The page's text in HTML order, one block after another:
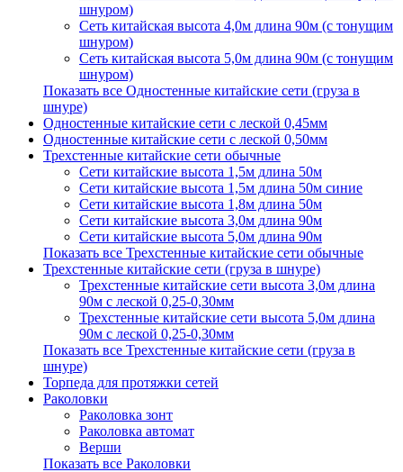
шнуром)
Сеть китайская высота 4,0м длина 90м (с тонущим
шнуром)
Сеть китайская высота 5,0м длина 90м (с тонущим
шнуром)
Показать все Одностенные китайские сети (груза в
шнуре)
Одностенные китайские сети с леской 0,45мм
Одностенные китайские сети с леской 0,50мм
Трехстенные китайские сети обычные
Сети китайские высота 1,5м длина 50м
Сети китайские высота 1,5м длина 50м синие
Сети китайские высота 1,8м длина 50м
Сети китайские высота 3,0м длина 90м
Сети китайские высота 5,0м длина 90м
Показать все Трехстенные китайские сети обычные
Трехстенные китайские сети (груза в шнуре)
Трехстенные китайские сети высота 3,0м длина
90м с леской 0,25-0,30мм
Трехстенные китайские сети высота 5,0м длина
90м с леской 0,25-0,30мм
Показать все Трехстенные китайские сети (груза в
шнуре)
Торпеда для протяжки сетей
Раколовки
Раколовка зонт
Раколовка автомат
Верши
Показать все Раколовки